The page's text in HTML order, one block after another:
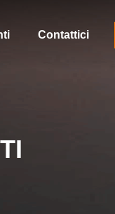
Contattici